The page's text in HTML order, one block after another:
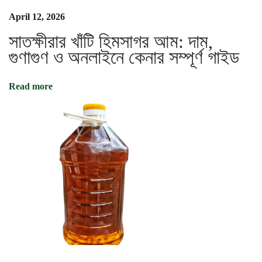
a
t
i
র
খ
ন
a
April 12, 2026
সাতক্ষীরার খাঁটি হিমসাগর আম: দাম,
গুণাগুণ ও অনলাইনে কেনার সম্পূর্ণ গাইড
Read more